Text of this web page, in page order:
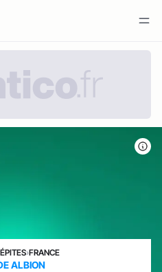
›FRANCE
ALBION